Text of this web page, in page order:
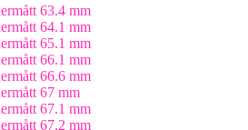
63.4 mm
64.1 mm
65.1 mm
66.1 mm
66.6 mm
67 mm
67.1 mm
67.2 mm